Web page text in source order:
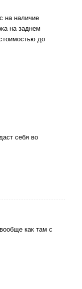
на наличие
на заднем
до
себя во
как там с